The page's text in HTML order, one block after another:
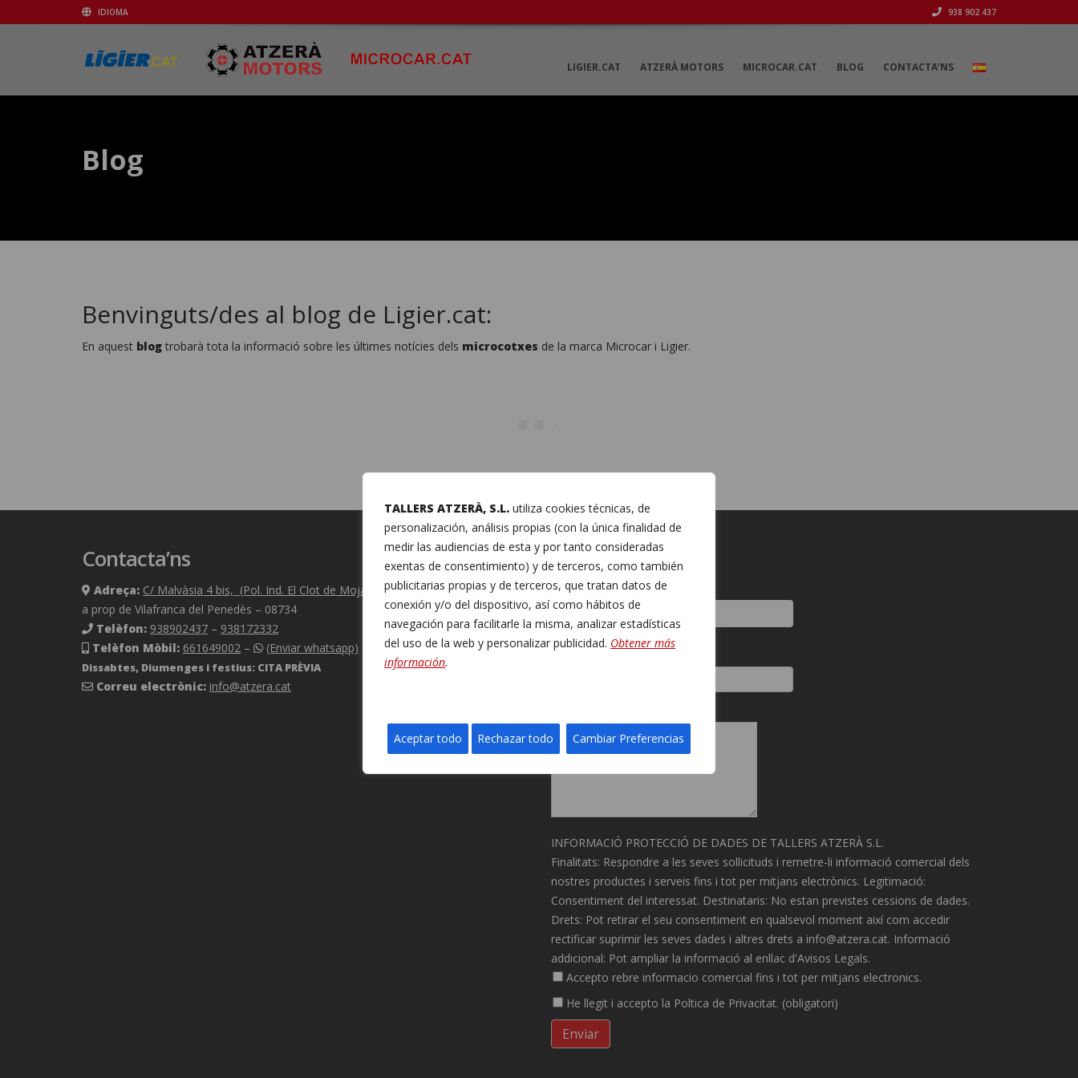
TALLERS ATZERÀ, S.L. utiliza cookies técnicas, de
personalización, análisis propias (con la única finalidad de
medir las audiencias de esta y por tanto consideradas
exentas de consentimiento) y de terceros, como también
publicitarias propias y de terceros, que tratan datos de
conexión y/o del dispositivo, así como hábitos de
navegación para facilitarle la misma, analizar estadísticas
del uso de la web y personalizar publicidad. Obtener más
información.
Cambiar Preferencias
Rechazar todo
Aceptar todo
IDIOMA 938 902 437
LIGIER.CAT ATZERÀ MOTORS MICROCAR.CAT BLOG CONTACTA’NS
Blog
Benvinguts/des al blog de Ligier.cat:
En aquest blog trobarà tota la informació sobre les últimes notícies dels microcotxes de la marca Microcar i Ligier.
Contacta’ns
Adreça: C/ Malvàsia 4 bis, (Pol. Ind. El Clot de Moja) Olèrdola (Barcelona)
a prop de Vilafranca del Penedès – 08734
Telèfon: 938902437 – 938172332
Telèfon Mòbil: 661649002 – (Enviar whatsapp)
Dissabtes, Diumenges i festius: CITA PRÈVIA
Correu electrònic: info@atzera.cat
Pregunta’ns
Nom (obligatori)
Deixeu
INFORMACIÓ PROTECCIÓ DE DADES DE TALLERS ATZERÀ S.L.
Finalitats: Respondre a les seves sollicituds i remetre-li informació comercial dels
nostres productes i serveis fins i tot per mitjans electrònics. Legitimació:
Consentiment del interessat. Destinataris: No estan previstes cessions de dades.
Drets: Pot retirar el seu consentiment en qualsevol moment així com accedir
rectificar suprimir les seves dades i altres drets a info@atzera.cat. Informació
addicional: Pot ampliar la informació al enllac d'Avisos Legals.
Accepto rebre informacio comercial fins i tot per mitjans electronics.
He llegit i accepto la Poltica de Privacitat. (obligatori)